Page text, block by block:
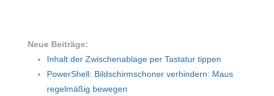
Neue Beiträge:
Inhalt der Zwischenablage per Tastatur tippen
PowerShell: Bildschirmschoner verhindern: Maus
regelmäßig bewegen